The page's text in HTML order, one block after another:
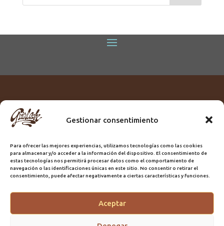
Gestionar consentimiento
Para ofrecer las mejores experiencias, utilizamos tecnologías como las cookies
para almacenar y/o acceder a la información del dispositivo. El consentimiento de
estas tecnologías nos permitirá procesar datos como el comportamiento de
navegación o las identificaciones únicas en este sitio. No consentir o retirar el
consentimiento, puede afectar negativamente a ciertas características y funciones.
Aceptar
Titular:
ROME GUIRLACHE SL.
Domicilio:Calle Triana, 68
Ciudad:Las Palmas de Gran Canaria
Registro Sanitario:GC/20/PH/7192